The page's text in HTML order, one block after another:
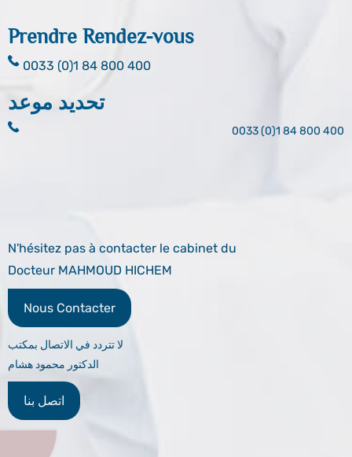
Prendre Rendez-vous
0033 (0)1 84 800 400
تحديد موعد
0033 (0)1 84 800 400
N'hésitez pas à contacter le cabinet du
Docteur MAHMOUD HICHEM
Nous Contacter
لا تتردد في الاتصال بمكتب
الدكتور محمود هشام
اتصل بنا